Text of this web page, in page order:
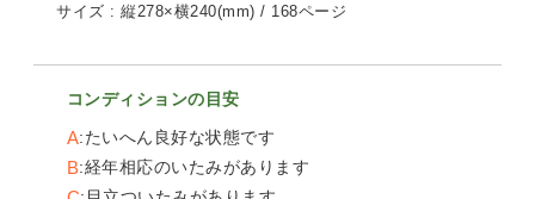
サイズ : 縦278×横240(mm) / 168ページ
コンディションの目安
A たいへん良好な状態です
B 経年相応のいたみがあります